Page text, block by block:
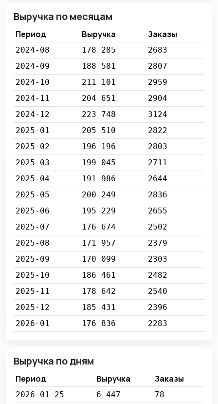
Выручка по месяцам
Период Выручка Заказы
2024-08 178 285
2683
2024-09
188 581
2807
2024-10
211 101
2959
2024-11
204 651
2904
2024-12
223 748
3124
2025-01
205 510
2822
2025-02
196 196
2803
2025-03
199 045
2711
2025-04
191 986
2644
2025-05
200 249
2836
2025-06
195 229
2655
2025-07
176 674
2502
2025-08
171 957
2379
2025-09
170 099
2303
2025-10
186 461
2482
2025-11
178 642
2540
2025-12
185 431
2396
2026-01
176 836 2283
Выручка по дням
Период Выручка Заказы
2026-01-25 6 447
78